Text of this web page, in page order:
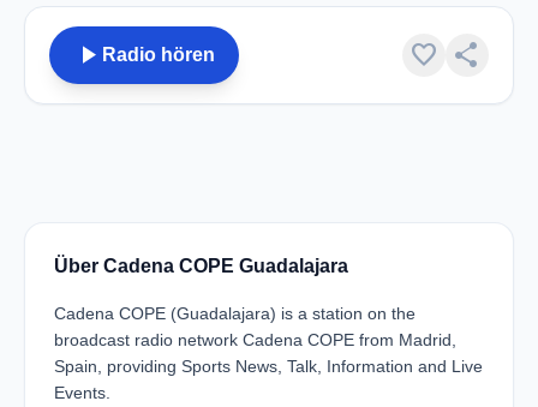
play_arrow Radio hören favorite share
Über Cadena COPE Guadalajara
Cadena COPE (Guadalajara) is a station on the
broadcast radio network Cadena COPE from Madrid,
Spain, providing Sports News, Talk, Information and Live
Events.